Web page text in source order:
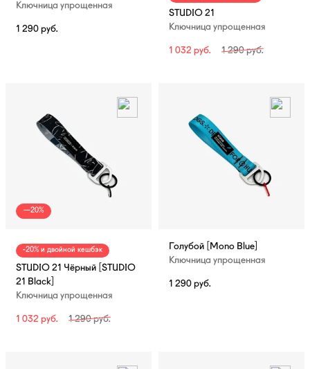
Ключница упрощенная
1 290 руб.
STUDIO 21
Ключница упрощенная
1 032 руб. 1 290руб.
—20%
-20% и двойной кешбэк
STUDIO 21 Чёрный [STUDIO
21 Black]
Ключница упрощенная
1 032 руб. 1 290руб.
Голубой [Mono Blue]
Ключница упрощенная
1 290 руб.